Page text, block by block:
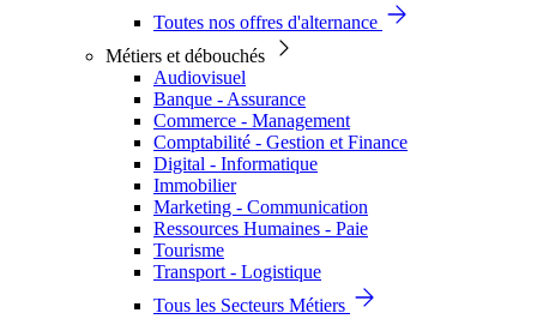
Toutes nos offres d'alternance
Métiers et débouchés
Audiovisuel
Banque - Assurance
Commerce - Management
Comptabilité - Gestion et Finance
Digital - Informatique
Immobilier
Marketing - Communication
Ressources Humaines - Paie
Tourisme
Transport - Logistique
Tous les Secteurs Métiers